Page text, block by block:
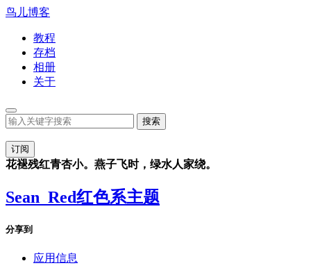
鸟儿博客
教程
存档
相册
关于
订阅
花褪残红青杏小。燕子飞时，绿水人家绕。
Sean_Red红色系主题
分享到
应用信息